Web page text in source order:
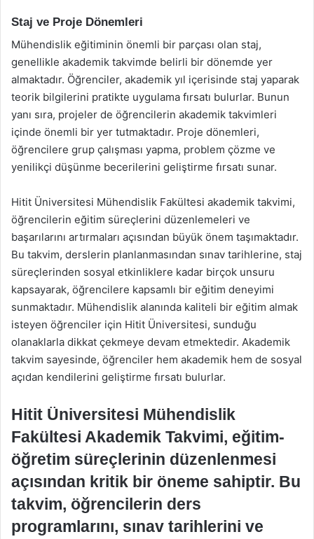
Staj ve Proje Dönemleri
Mühendislik eğitiminin önemli bir parçası olan staj,
genellikle akademik takvimde belirli bir dönemde yer
almaktadır. Öğrenciler, akademik yıl içerisinde staj yaparak
teorik bilgilerini pratikte uygulama fırsatı bulurlar. Bunun
yanı sıra, projeler de öğrencilerin akademik takvimleri
içinde önemli bir yer tutmaktadır. Proje dönemleri,
öğrencilere grup çalışması yapma, problem çözme ve
yenilikçi düşünme becerilerini geliştirme fırsatı sunar.
Hitit Üniversitesi Mühendislik Fakültesi akademik takvimi,
öğrencilerin eğitim süreçlerini düzenlemeleri ve
başarılarını artırmaları açısından büyük önem taşımaktadır.
Bu takvim, derslerin planlanmasından sınav tarihlerine, staj
süreçlerinden sosyal etkinliklere kadar birçok unsuru
kapsayarak, öğrencilere kapsamlı bir eğitim deneyimi
sunmaktadır. Mühendislik alanında kaliteli bir eğitim almak
isteyen öğrenciler için Hitit Üniversitesi, sunduğu
olanaklarla dikkat çekmeye devam etmektedir. Akademik
takvim sayesinde, öğrenciler hem akademik hem de sosyal
açıdan kendilerini geliştirme fırsatı bulurlar.
Hitit Üniversitesi Mühendislik
Fakültesi Akademik Takvimi, eğitim-
öğretim süreçlerinin düzenlenmesi
açısından kritik bir öneme sahiptir. Bu
takvim, öğrencilerin ders
programlarını, sınav tarihlerini ve